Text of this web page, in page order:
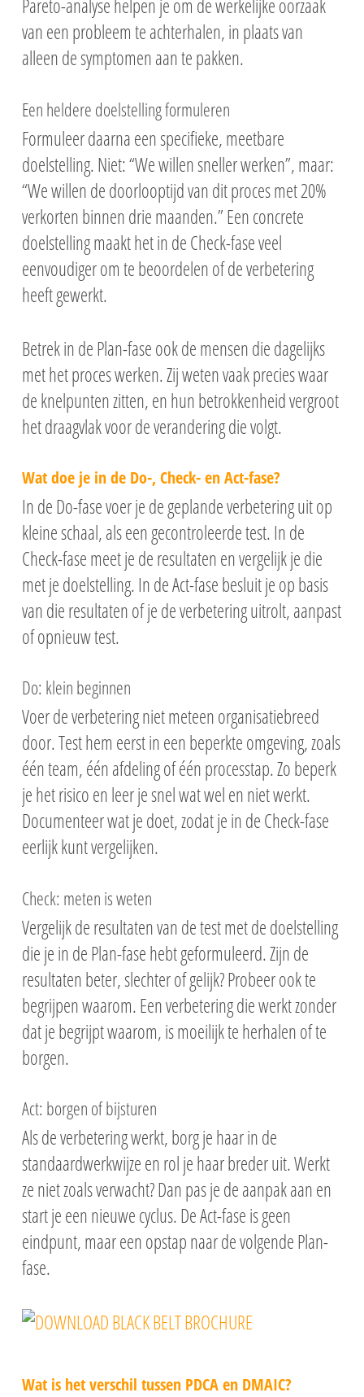
Pareto-analyse helpen je om de werkelijke oorzaak
van een probleem te achterhalen, in plaats van
alleen de symptomen aan te pakken.
Een heldere doelstelling formuleren
Formuleer daarna een specifieke, meetbare
doelstelling. Niet: “We willen sneller werken”, maar:
“We willen de doorlooptijd van dit proces met 20%
verkorten binnen drie maanden.” Een concrete
doelstelling maakt het in de Check-fase veel
eenvoudiger om te beoordelen of de verbetering
heeft gewerkt.
Betrek in de Plan-fase ook de mensen die dagelijks
met het proces werken. Zij weten vaak precies waar
de knelpunten zitten, en hun betrokkenheid vergroot
het draagvlak voor de verandering die volgt.
Wat doe je in de Do-, Check- en Act-fase?
In de Do-fase voer je de geplande verbetering uit op
kleine schaal, als een gecontroleerde test. In de
Check-fase meet je de resultaten en vergelijk je die
met je doelstelling. In de Act-fase besluit je op basis
van die resultaten of je de verbetering uitrolt, aanpast
of opnieuw test.
Do: klein beginnen
Voer de verbetering niet meteen organisatiebreed
door. Test hem eerst in een beperkte omgeving, zoals
één team, één afdeling of één processtap. Zo beperk
je het risico en leer je snel wat wel en niet werkt.
Documenteer wat je doet, zodat je in de Check-fase
eerlijk kunt vergelijken.
Check: meten is weten
Vergelijk de resultaten van de test met de doelstelling
die je in de Plan-fase hebt geformuleerd. Zijn de
resultaten beter, slechter of gelijk? Probeer ook te
begrijpen waarom. Een verbetering die werkt zonder
dat je begrijpt waarom, is moeilijk te herhalen of te
borgen.
Act: borgen of bijsturen
Als de verbetering werkt, borg je haar in de
standaardwerkwijze en rol je haar breder uit. Werkt
ze niet zoals verwacht? Dan pas je de aanpak aan en
start je een nieuwe cyclus. De Act-fase is geen
eindpunt, maar een opstap naar de volgende Plan-
fase.
Wat is het verschil tussen PDCA en DMAIC?
Examen en
Lean Yellow Belt E-
Lean Six Sigma